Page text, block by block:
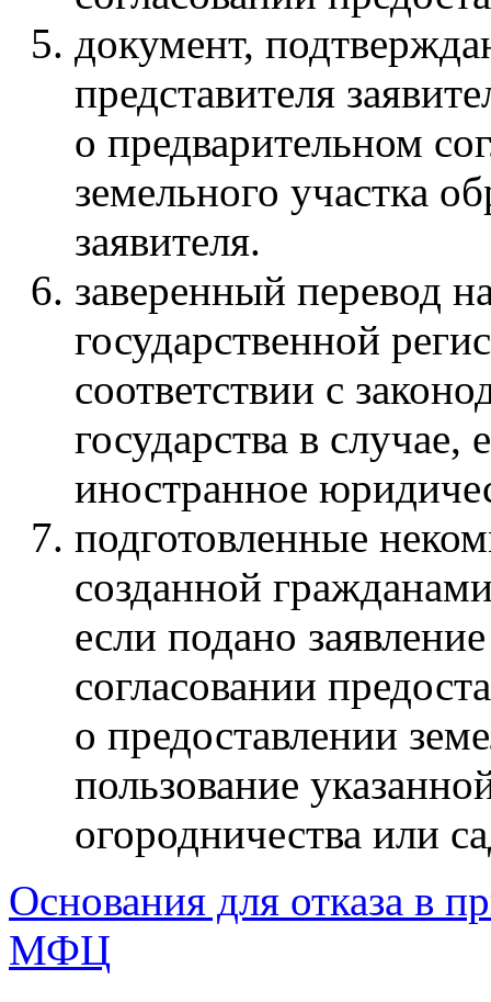
документ,
представителя
о предварительном
земельного участка
заявителя.
заверенный перевод
государственной
соответствии с
государства в случае,
иностранное
подготовленные
созданной
если подано
согласовании
о предоставлении
пользование
огородничества или
Основания для отказа в
МФЦ